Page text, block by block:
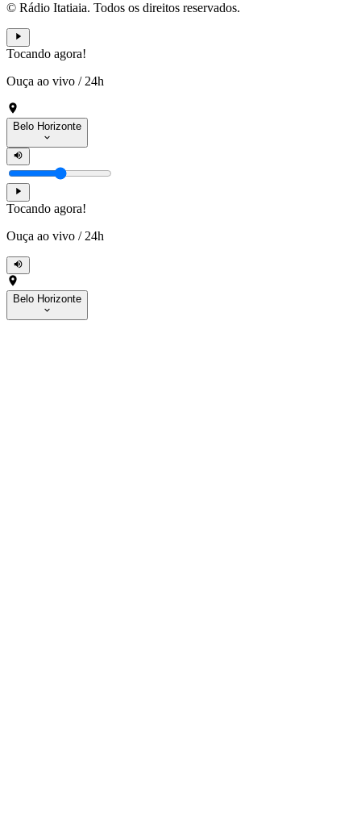
© Rádio Itatiaia. Todos os direitos reservados.
Tocando agora!
Ouça ao vivo / 24h
Belo Horizonte
Tocando agora!
Ouça ao vivo / 24h
Belo Horizonte